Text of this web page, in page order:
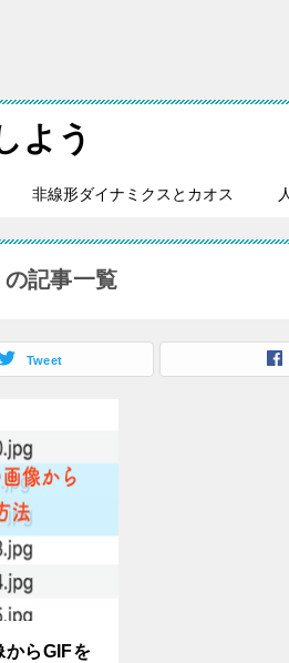
よう
非線形ダイナミクスとカオス
の記事一覧
Tweet
からGIFを